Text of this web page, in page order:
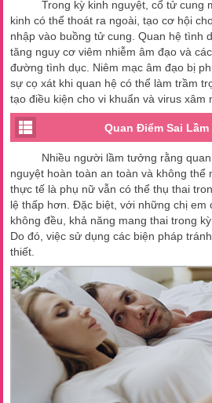
Trong kỳ kinh nguyệt, cổ tử cung
kinh có thể thoát ra ngoài, tạo cơ hội
nhập vào buồng tử cung. Quan hệ tình
tăng nguy cơ viêm nhiễm âm đạo và
đường tình dục. Niêm mạc âm đạo bị
sự cọ xát khi quan hệ có thể làm trầm
tạo điều kiện cho vi khuẩn và virus xâm
Quan Điểm Sai Lầm
Nhiều người lầm tưởng rằng quan
nguyệt hoàn toàn an toàn và không thể
thực tế là phụ nữ vẫn có thể thụ thai
lệ thấp hơn. Đặc biệt, với những chị em
không đều, khả năng mang thai trong
Do đó, việc sử dụng các biện pháp
thiết.